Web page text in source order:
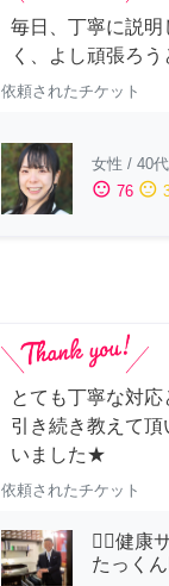
毎日、丁寧に説
く、よし頑張ろ
依頼されたチケット
女性 / 40代
sentiment_satisfied 76 sentiment_neutral
とても丁寧な対
引き続き教えて
いました★
依頼されたチケット
🏋️‍♂️健康
たっく